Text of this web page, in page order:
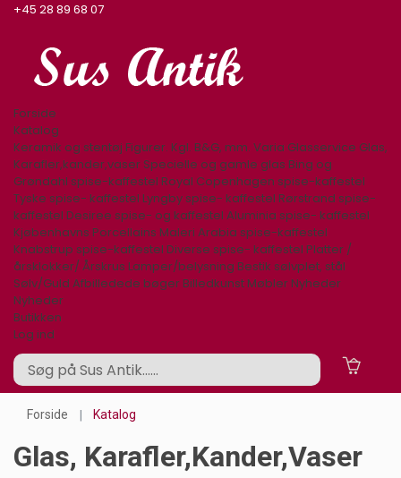
+45 28 89 68 07
Forside
Katalog
Keramik og stentøj Figurer. Kgl. B&G, mm. Varia Glasservice Glas,
Karafler,kander,vaser Specielle og gamle glas Bing og
Grøndahl spise-kaffestel Royal Copenhagen spise-kaffestel
Tyske spise- kaffestel Lyngby spise- kaffestel Rørstrand spise-
kaffestel Desiree spise- og kaffestel Aluminia spise- kaffestel
Kjøbenhavns Porcellains Maleri Arabia spise-kaffestel
Knabstrup spise-kaffestel Diverse spise- kaffestel Platter /
årsklokker/ Årskrus Lamper/belysning Bestik sølvplet, stål
Sølv/Guld Afbilledede bøger Billedkunst Møbler Nyheder
Nyheder
Butikken
Log ind
Forside Katalog
Glas, Karafler,kander,vaser